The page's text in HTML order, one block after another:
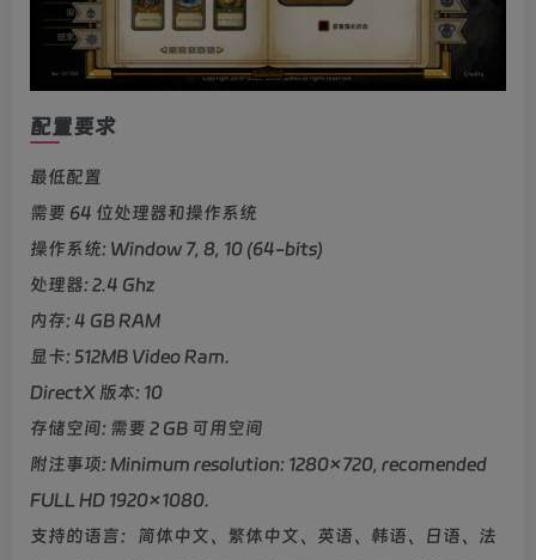
配置要求
最低配置
需要 64 位处理器和操作系统
操作系统: Window 7, 8, 10 (64-bits)
处理器: 2.4 Ghz
内存: 4 GB RAM
显卡: 512MB Video Ram.
DirectX 版本: 10
存储空间: 需要 2 GB 可用空间
附注事项: Minimum resolution: 1280×720, recomended
FULL HD 1920×1080.
支持的语言：简体中文、繁体中文、英语、韩语、日语、法